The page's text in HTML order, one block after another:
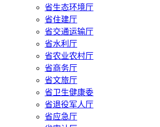
省生态环境厅
省住建厅
省交通运输厅
省水利厅
省农业农村厅
省商务厅
省文旅厅
省卫生健康委
省退役军人厅
省应急厅